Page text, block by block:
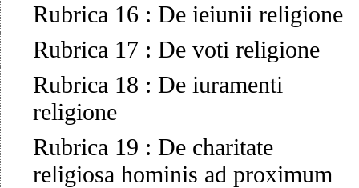
Rubrica 16 : De ieiunii religione
Rubrica 17 : De voti religione
Rubrica 18 : De iuramenti
religione
Rubrica 19 : De charitate
religiosa hominis ad proximum